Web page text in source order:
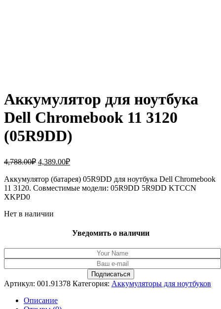
Аккумулятор для ноутбука
Dell Chromebook 11 3120
(05R9DD)
4,788.00₽ Первоначальная
составляла
4,788.00₽.
4,389.00₽Текущая
4,389.00₽.
Аккумулятор (батарея) 05R9DD для ноутбука Dell Chromebook
11 3120. Совместимые модели: 05R9DD 5R9DD KTCCN
XKPD0
Нет в наличии
Уведомить о наличии
Артикул: 001.91378 Категория: Аккумуляторы для ноутбуков
Описание